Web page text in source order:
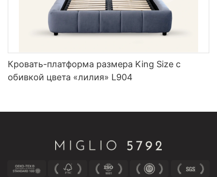
Кровать-платформа размера King Size с
обивкой цвета «лилия» L904